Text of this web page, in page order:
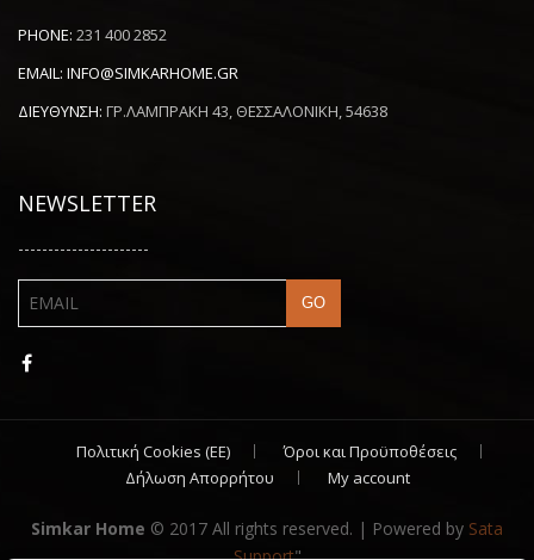
PHONE: 231 400 2852
EMAIL: INFO@SIMKARHOME.GR
ΔΙΕΥΘΥΝΣΗ: ΓΡ.ΛΑΜΠΡΑΚΗ 43, ΘΕΣΣΑΛΟΝΙΚΗ, 54638
NEWSLETTER
----------------------
Πολιτική Cookies (ΕΕ)
Όροι και Προϋποθέσεις
Δήλωση Απορρήτου
My account
Simkar Home © 2017 All rights reserved. | Powered by Sata
Support"